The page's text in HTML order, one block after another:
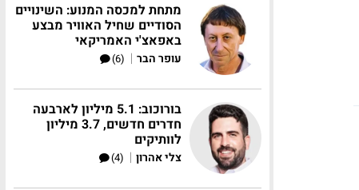
מתחת למכסה המנוע: השינויים
הסודיים שחיל האוויר מבצע
באפאצ'י האמריקאי
עופר הבר |
(6)
בורוכוב: 5.1 מיליון לארבעה
חדרים חדשים, 3.7 מיליון
לוותיקים
צלי אהרון |
(4)